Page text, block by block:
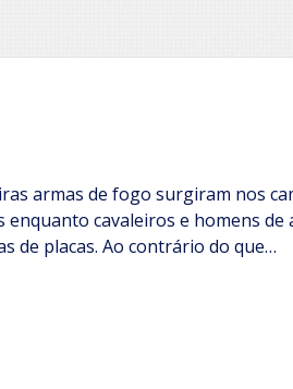
armas de fogo surgiram nos
enquanto cavaleiros e homens de
de placas. Ao contrário do que…